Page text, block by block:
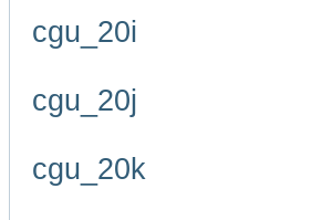
cgu_20i
cgu_20j
cgu_20k